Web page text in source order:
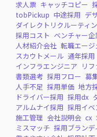
求人票 キャッチコピー
tobPickup 中途採用 デ
ダイレクトリクルーティ
採用コスト ベンチャー企
人材紹介会社 転職エージ
スカウトメール 通年採用
インフラエンジニア リ
書類選考 採用フロー 募
人手不足 採用単価 地方
ドライバー採用 採用dx
アルムナイ採用 採用イベ
施工管理 会社説明会 cx
ミスマッチ 採用ブランデ